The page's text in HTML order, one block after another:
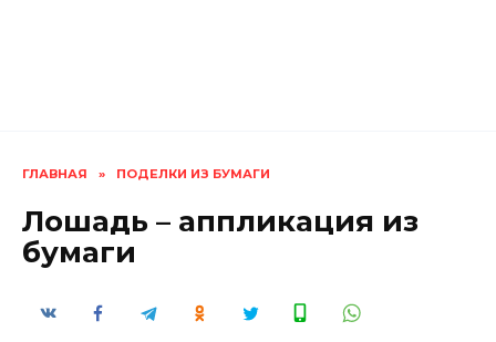
ГЛАВНАЯ » ПОДЕЛКИ ИЗ БУМАГИ
Лошадь – аппликация из
бумаги